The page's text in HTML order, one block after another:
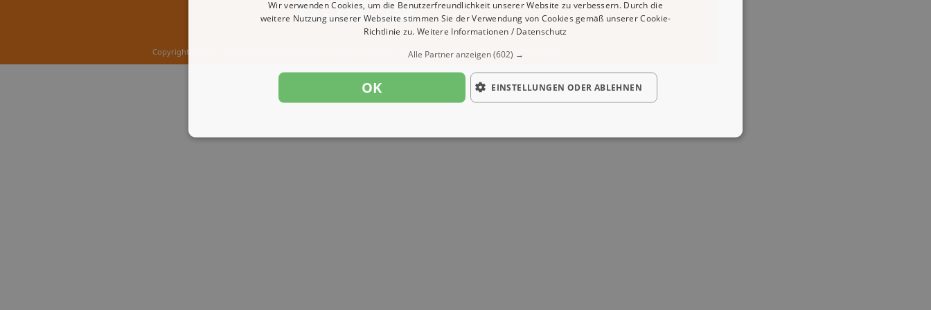
Copyright © 2000 - 2026 1A-Infosysteme.de | Content by: 1A-Reisemarkt.de | 07.08.2026| CFo: No|PATH ( 0.678)
Wir verwenden Cookies, um die Benutzerfreundlichkeit unserer Website zu verbessern. Durch die
weitere Nutzung unserer Webseite stimmen Sie der Verwendung von Cookies gemäß unserer Cookie-
Richtlinie zu. Weitere Informationen / Datenschutz
Alle Partner anzeigen(602) →
OK EINSTELLUNGEN ODER ABLEHNEN